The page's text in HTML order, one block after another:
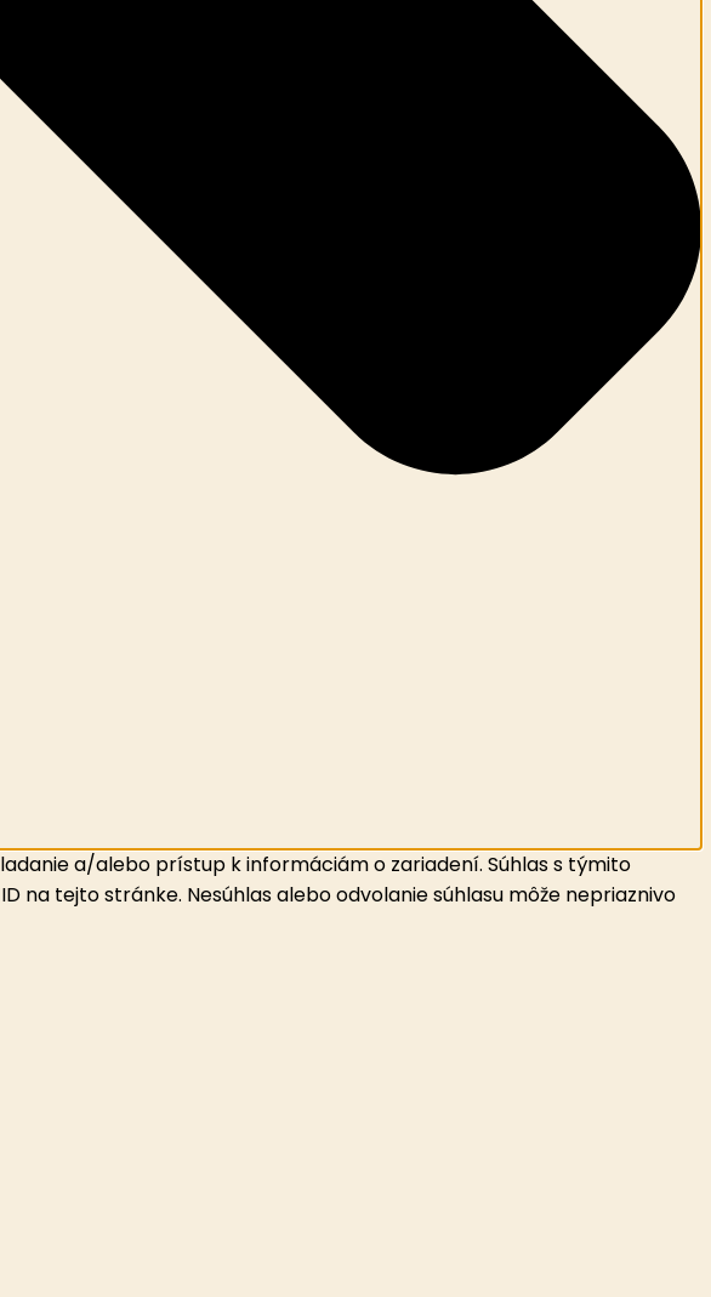
a/alebo prístup k informáciám o zariadení. Súhlas s týmito
tejto stránke. Nesúhlas alebo odvolanie súhlasu môže nepriaznivo